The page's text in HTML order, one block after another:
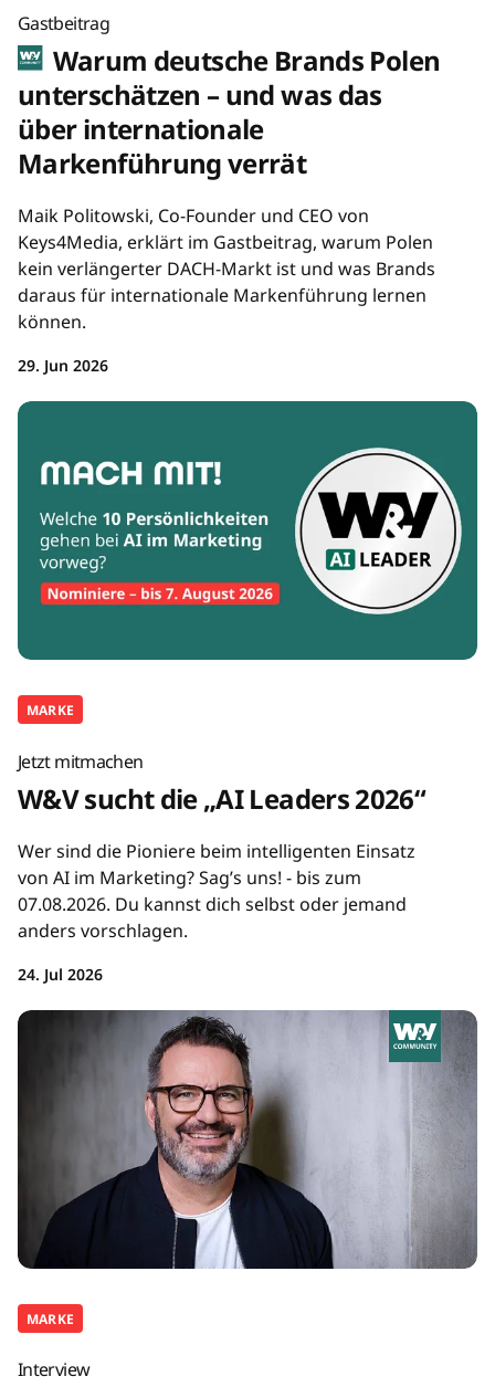
Gastbeitrag
Warum deutsche Brands Polen
unterschätzen – und was das
über internationale
Markenführung verrät
Maik Politowski, Co-Founder und CEO von
Keys4Media, erklärt im Gastbeitrag, warum Polen
kein verlängerter DACH-Markt ist und was Brands
daraus für internationale Markenführung lernen
können.
29. Jun 2026
MARKE
Jetzt mitmachen
W&V sucht die „AI Leaders 2026“
Wer sind die Pioniere beim intelligenten Einsatz
von AI im Marketing? Sag’s uns! - bis zum
07.08.2026. Du kannst dich selbst oder jemand
anders vorschlagen.
24. Jul 2026
MARKE
Interview